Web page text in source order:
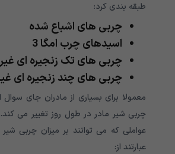
طبقه بندی کرد:
چربی های اشباع شده
اسیدهای چرب امگا 3
چربی های تک زنجیره ای
چربی های چند زنجیره ای
معمولا برای بسیاری از مادران جای
چربی شیر مادر در طول روز تغییر می
عواملی که می توانند بر میزان چربی شیر
عبارتند از: